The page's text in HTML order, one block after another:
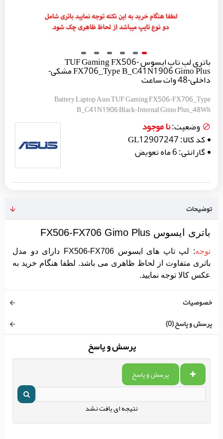
باتری لپ تاپ ایسوس TUF Gaming FX506-
FX706_Type B_C41N1906 Gimo Plus مشکی-
داخلی-48 وات ساعت
Battery Laptop Asus TUF Gaming FX506-FX706_Type
B_C41N1906 Black-Internal Gimo Plus_48Wh
وضعیت:نا موجود
کد کالا:GL12907247
گارانتی:6 ماه تعویض
توضیحات
باتری ایسوس FX506-FX706 Gimo Plus
توجه
: لپ تاپ های ایسوس FX506-FX706 دارای دو مدل
باتری متفاوت از لحاظ ظاهری می باشد. لطفا هنگام خرید به
عکس کالا توجه نمایید.
خصوصیات
پرسش و پاسخ (0)
پرسش و پاسخ
پرسش و پاسخ
نتیجه ای یافت نشد